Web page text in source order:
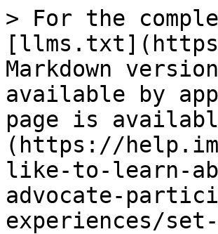
> For the
Markdown
available by
page is
(https://
like-to-learn-
advocate-
experiences/